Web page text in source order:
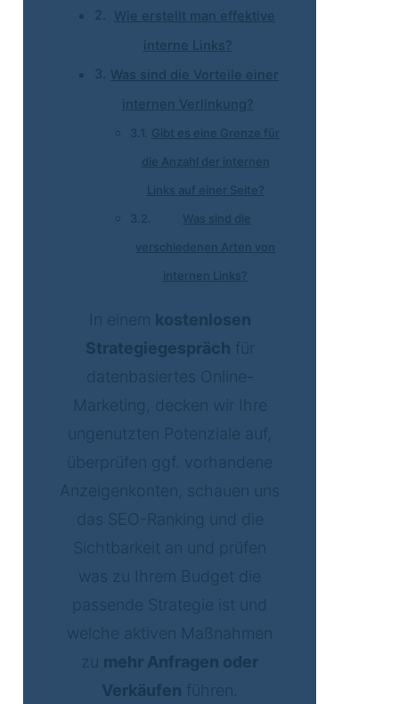
Wie erstellt man effektive
interne Links?
Was sind die Vorteile einer
internen Verlinkung?
Gibt es eine Grenze für
die Anzahl der internen
Links auf einer Seite?
Was sind die
verschiedenen Arten von
internen Links?
In einem kostenlosen
Strategiegespräch für
datenbasiertes Online-
Marketing, decken wir Ihre
ungenutzten Potenziale auf,
überprüfen ggf. vorhandene
Anzeigenkonten, schauen uns
das SEO-Ranking und die
Sichtbarkeit an und prüfen
was zu Ihrem Budget die
passende Strategie ist und
welche aktiven Maßnahmen
zu mehr Anfragen oder
Verkäufen führen.